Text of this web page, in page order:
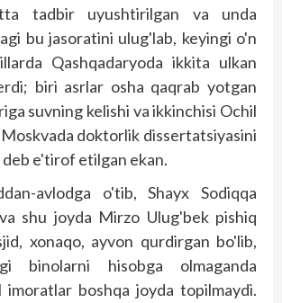
tadbir uyushtirilgan va unda
bu jasoratini ulug'lab, keyingi o'n
Qashqadaryoda ikkita ulkan
biri asrlar osha qaqrab yotgan
suvning kelishi va ikkinchisi Ochil
doktorlik dissertatsiyasini
deb e'tirof etilgan ekan.
avlodga o'tib, Shayx Sodiqqa
shu joyda Mirzo Ulug'bek pishiq
xonaqo, ayvon qurdirgan bo'lib,
binolarni hisobga olmaganda
imoratlar bosh­qa joyda topilmaydi.